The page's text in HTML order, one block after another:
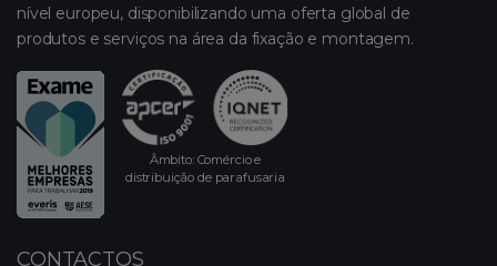
nível europeu, disponibilizando uma oferta global de
produtos e serviços na área da fixação e montagem.
Âmbito: Comércio e
distribuição de parafusaria
CONTACTOS